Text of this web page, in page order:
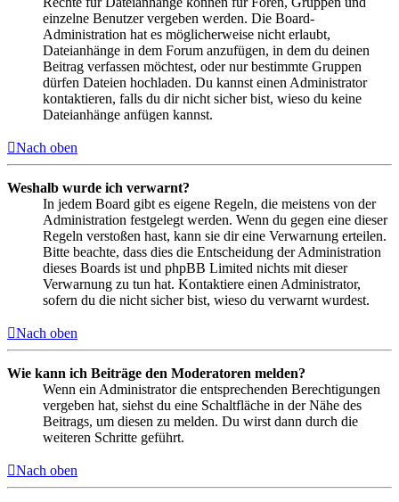
einzelne Benutzer vergeben werden. Die Board-
Administration hat es möglicherweise nicht erlaubt,
Dateianhänge in dem Forum anzufügen, in dem du deinen
Beitrag verfassen möchtest, oder nur bestimmte Gruppen
dürfen Dateien hochladen. Du kannst einen Administrator
kontaktieren, falls du dir nicht sicher bist, wieso du keine
Dateianhänge anfügen kannst.
Nach oben
Weshalb wurde ich verwarnt?
In jedem Board gibt es eigene Regeln, die meistens von der
Administration festgelegt werden. Wenn du gegen eine dieser
Regeln verstoßen hast, kann sie dir eine Verwarnung erteilen.
Bitte beachte, dass dies die Entscheidung der Administration
dieses Boards ist und phpBB Limited nichts mit dieser
Verwarnung zu tun hat. Kontaktiere einen Administrator,
sofern du die nicht sicher bist, wieso du verwarnt wurdest.
Nach oben
Wie kann ich Beiträge den Moderatoren melden?
Wenn ein Administrator die entsprechenden Berechtigungen
vergeben hat, siehst du eine Schaltfläche in der Nähe des
Beitrags, um diesen zu melden. Du wirst dann durch die
weiteren Schritte geführt.
Nach oben